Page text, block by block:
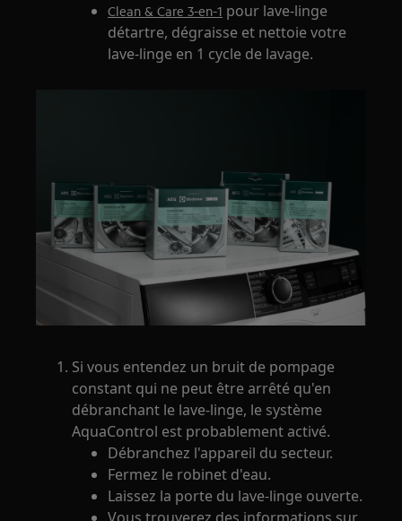
Clean & Care 3-en-1 pour lave-linge
détartre, dégraisse et nettoie votre
lave-linge en 1 cycle de lavage.
Si vous entendez un bruit de pompage
constant qui ne peut être arrêté qu'en
débranchant le lave-linge, le système
AquaControl est probablement activé.
Débranchez l'appareil du secteur.
Fermez le robinet d'eau.
Laissez la porte du lave-linge ouverte.